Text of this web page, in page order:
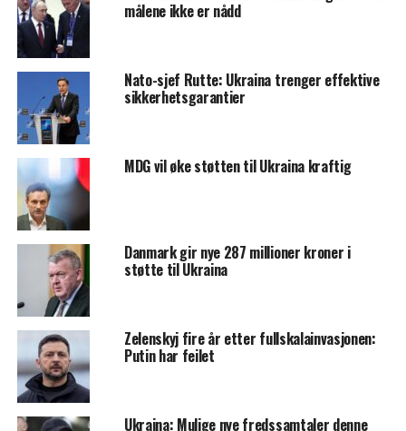
målene ikke er nådd
Nato-sjef Rutte: Ukraina trenger effektive
sikkerhetsgarantier
MDG vil øke støtten til Ukraina kraftig
Danmark gir nye 287 millioner kroner i
støtte til Ukraina
Zelenskyj fire år etter fullskalainvasjonen:
Putin har feilet
Ukraina: Mulige nye fredssamtaler denne